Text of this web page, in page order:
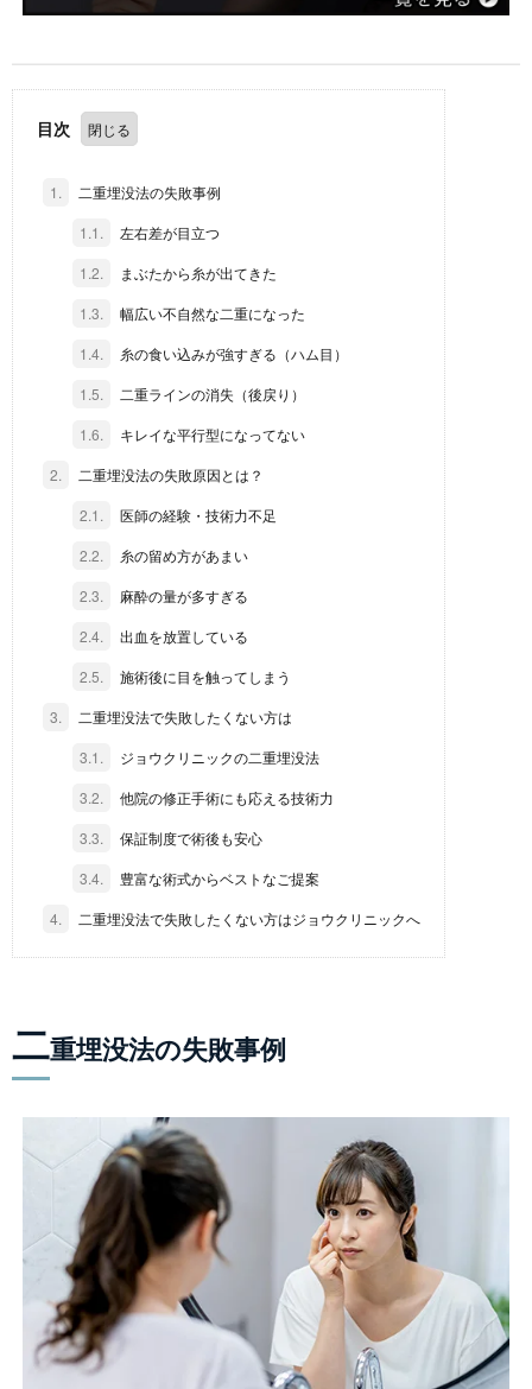
目次
1.
二重埋没法の失敗事例
1.1.
左右差が目立つ
1.2.
まぶたから糸が出てきた
1.3.
幅広い不自然な二重になった
1.4.
糸の食い込みが強すぎる（ハム目）
1.5.
二重ラインの消失（後戻り）
1.6.
キレイな平行型になってない
2.
二重埋没法の失敗原因とは？
2.1.
医師の経験・技術力不足
2.2.
糸の留め方があまい
2.3.
麻酔の量が多すぎる
2.4.
出血を放置している
2.5.
施術後に目を触ってしまう
3.
二重埋没法で失敗したくない方は
3.1.
ジョウクリニックの二重埋没法
3.2.
他院の修正手術にも応える技術力
3.3.
保証制度で術後も安心
3.4.
豊富な術式からベストなご提案
4.
二重埋没法で失敗したくない方はジョウクリニックへ
二重埋没法の失敗事例